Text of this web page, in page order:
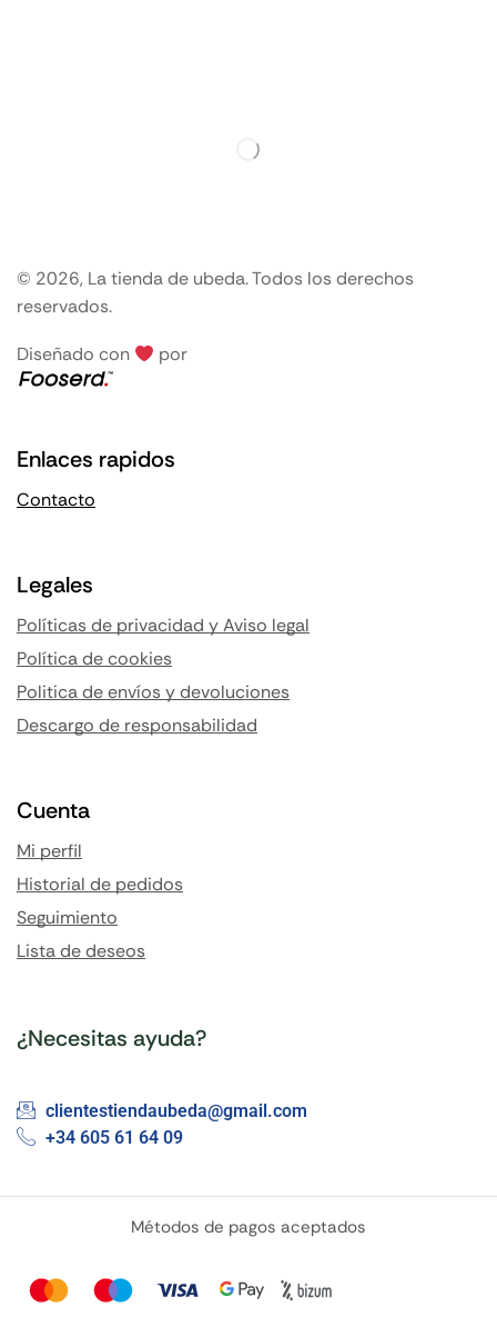
© 2026, La tienda de ubeda. Todos los derechos
reservados.
Diseñado con por
Enlaces rapidos
Contacto
Legales
Políticas de privacidad y Aviso legal
Política de cookies
Politica de envíos y devoluciones
Descargo de responsabilidad
Cuenta
Mi perfil
Historial de pedidos
Seguimiento
Lista de deseos
¿Necesitas ayuda?
clientestiendaubeda@gmail.com
+34 605 61 64 09
Métodos de pagos aceptados